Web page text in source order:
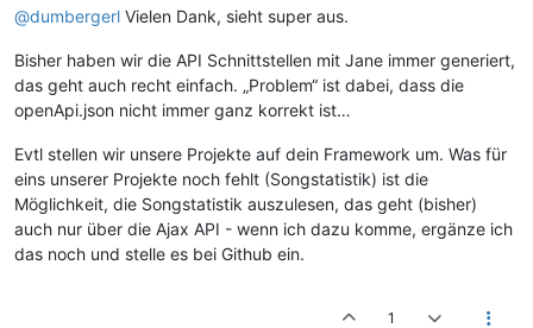
@dumbergerl Vielen Dank, sieht super aus.
Bisher haben wir die API Schnittstellen mit Jane immer generiert,
das geht auch recht einfach. „Problem“ ist dabei, dass die
openApi.json nicht immer ganz korrekt ist…
Evtl stellen wir unsere Projekte auf dein Framework um. Was für
eins unserer Projekte noch fehlt (Songstatistik) ist die
Möglichkeit, die Songstatistik auszulesen, das geht (bisher)
auch nur über die Ajax API - wenn ich dazu komme, ergänze ich
das noch und stelle es bei Github ein.
1